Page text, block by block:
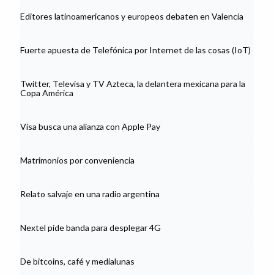
Editores latinoamericanos y europeos debaten en Valencia
Fuerte apuesta de Telefónica por Internet de las cosas (IoT)
Twitter, Televisa y TV Azteca, la delantera mexicana para la
Copa América
Visa busca una alianza con Apple Pay
Matrimonios por conveniencia
Relato salvaje en una radio argentina
Nextel pide banda para desplegar 4G
De bitcoins, café y medialunas